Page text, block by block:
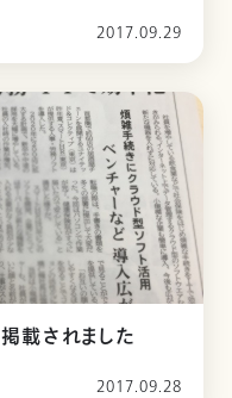
2017.09.29
載されました
2017.09.28